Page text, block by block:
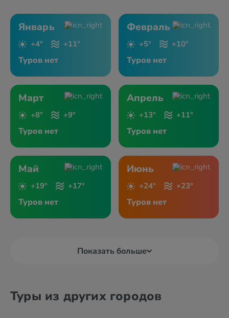
Январь
+4° +11°
Туров нет
Февраль
+5° +10°
Туров нет
Март
+8° +9°
Туров нет
Апрель
+13° +11°
Туров нет
Май
+19° +17°
Туров нет
Июнь
+24° +23°
Туров нет
Показать больше
Туры из других городов